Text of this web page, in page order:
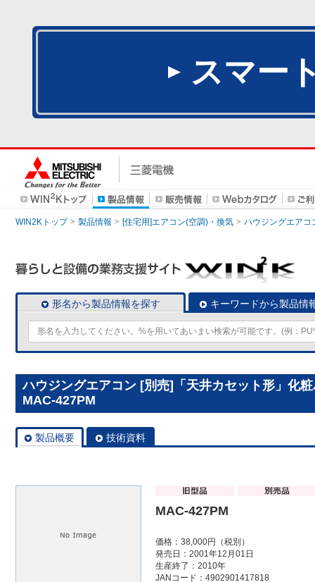
スマー
WIN2Kトップ 製品情報 [住宅用]エアコン(空調)・換気 ハウジングエアコ
形名から製品情報を探す キーワードから製品情
ハウジングエアコン [別売]「天井カセット形」化
MAC-427PM
製品概要 技術資料
MAC-427PM
価格：38,000円（税別）
発売日：2001年12月01日
生産終了：2010年
JANコード：4902901417818